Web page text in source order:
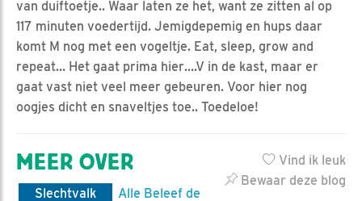
van duiftoetje.. Waar laten ze het, want ze zitten al op
117 minuten voedertijd. Jemigdepemig en hups daar
komt M nog met een vogeltje. Eat, sleep, grow and
repeat… Het gaat prima hier….V in de kast, maar er
gaat vast niet veel meer gebeuren. Voor hier nog
oogjes dicht en snaveltjes toe.. Toedeloe!
Vind ik leuk
Bewaar deze blog
MEER OVER
Slechtvalk
Alle Beleef de